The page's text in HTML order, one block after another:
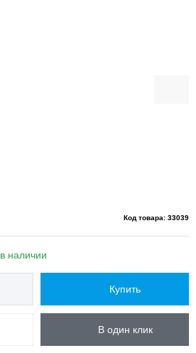
Код товара: 33039
в наличии
Купить
В один клик